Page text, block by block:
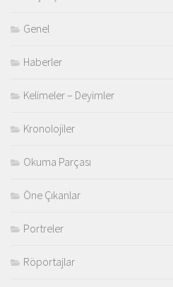
Genel
Haberler
Kelimeler – Deyimler
Kronolojiler
Okuma Parçası
Öne Çıkanlar
Portreler
Röportajlar